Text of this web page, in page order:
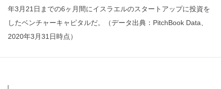
年3月21日までの6ヶ月間にイスラエルのスタートアップに投資を
したベンチャーキャピタルだ。（データ出典：PitchBook Data、
2020年3月31日時点）